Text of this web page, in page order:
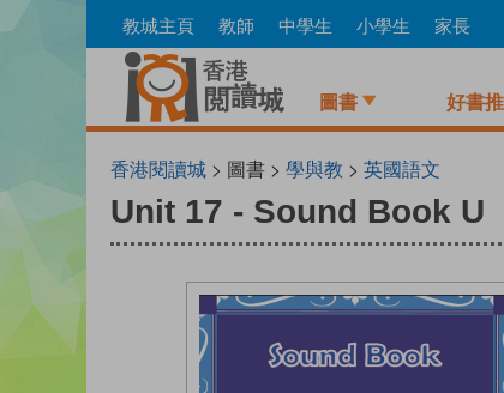
to
教城主頁 教師 中學生 小學生 家長
圖書 好書
香港閱讀城 > 圖書 > 學與教 > 英國語文
Unit 17 - Sound Book U